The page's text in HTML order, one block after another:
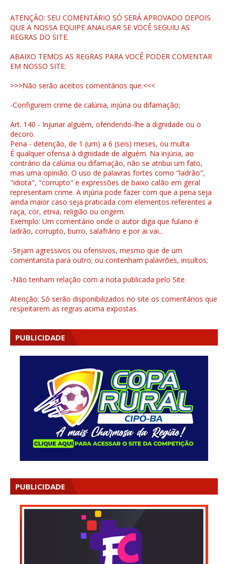
ATENÇÃO: SEU COMENTÁRIO SÓ SERÁ APROVADO DEPOIS
QUE A NOSSA EQUIPE ANALISAR SE VOCÊ SEGUIU AS
REGRAS DO SITE.
ABAIXO TEMOS AS REGRAS PARA VOCÊ PODER COMENTAR
EM NOSSO SITE:
>>>Não serão aceitos comentários que:<<<
-Configurem crime de calúnia, injúria ou difamação;
Art. 140 - Injuriar alguém, ofendendo-lhe a dignidade ou o
decoro.
Pena - detenção, de 1 (um) a 6 (seis) meses, ou multa.
É qualquer ofensa à dignidade de alguém. Na injúria, ao
contrário da calúnia ou difamação, não se atribui um fato,
mas uma opinião. O uso de palavras fortes como "ladrão",
"idiota", "corrupto" e expressões de baixo calão em geral
representam crime. A injúria pode fazer com que a pena seja
ainda maior caso seja praticada com elementos referentes a
raça, cor, etnia, religião ou origem.
Exemplo: Um comentário onde o autor diga que fulano é
ladrão, corrupto, burro, salafrário e por ai vai...
-Sejam agressivos ou ofensivos, mesmo que de um
comentarista para outro; ou contenham palavrões, insultos;
-Não tenham relação com a nota publicada pelo Site.
Atenção: Só serão disponibilizados no site os comentários que
respeitarem as regras acima expostas.
PUBLICIDADE
PUBLICIDADE